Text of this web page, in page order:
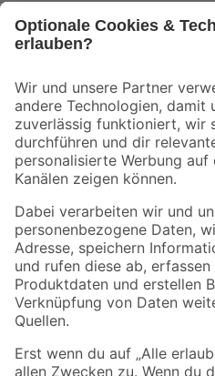
Der toom Newsletter: Keine Angebote
Zur Newsletter Anmeldung
Folge uns
Zahlungsarten
Sicher einkaufen